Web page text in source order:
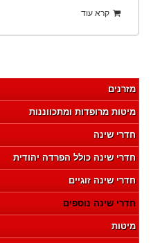
קרא עוד
מזרנים
מיטות מרופדות ומתכווננות
חדרי שינה
חדרי שינה כולל הפרדה יהודית
חדרי שינה זוגיים
חדרי שינה נוספים
מיטות